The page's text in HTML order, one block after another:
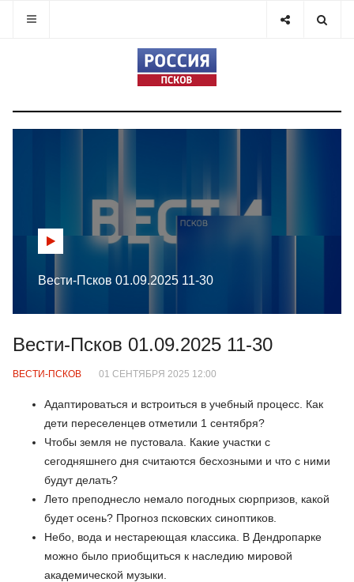
Вести-Псков 01.09.2025 11-30
Вести-Псков 01.09.2025 11-30
ВЕСТИ-ПСКОВ 01 СЕНТЯБРЯ 2025 12:00
Адаптироваться и встроиться в учебный процесс. Как
дети переселенцев отметили 1 сентября?
Чтобы земля не пустовала. Какие участки с
сегодняшнего дня считаются бесхозными и что с ними
будут делать?
Лето преподнесло немало погодных сюрпризов, какой
будет осень? Прогноз псковских синоптиков.
Небо, вода и нестареющая классика. В Дендропарке
можно было приобщиться к наследию мировой
академической музыки.